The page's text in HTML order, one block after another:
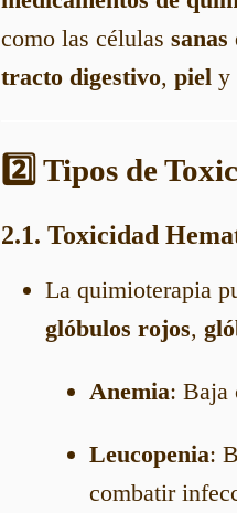
como las células sanas
tracto digestivo, piel y
2️⃣ Tipos de
2.1. Toxicidad
La quimioterapia
glóbulos rojos,
Anemia: Baja
Leucopenia:
combatir